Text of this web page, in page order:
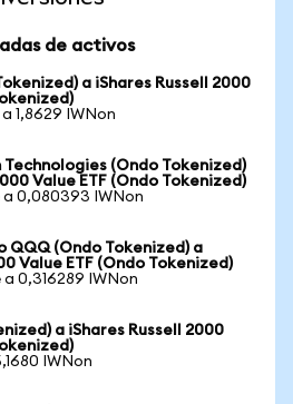
de activos
a iShares Russell 2000
1,8629 IWNon
Technologies (Ondo Tokenized)
Value ETF (Ondo Tokenized)
a 0,080393 IWNon
QQQ (Ondo Tokenized) a
Value ETF (Ondo Tokenized)
0,316289 IWNon
a iShares Russell 2000
IWNon